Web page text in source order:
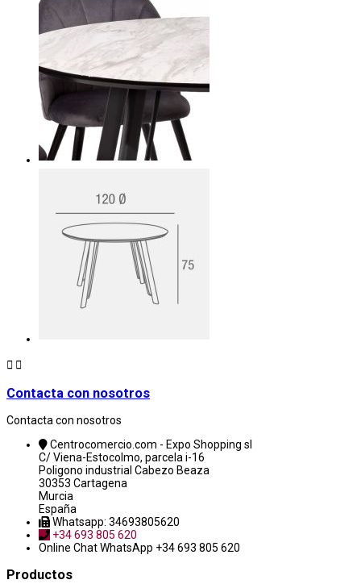
 
Contacta con nosotros
Contacta con nosotros
Centrocomercio.com - Expo Shopping sl
C/ Viena-Estocolmo, parcela i-16
Poligono industrial Cabezo Beaza
30353 Cartagena
Murcia
España
Whatsapp: 34693805620
+34 693 805 620
Online ChatWhatsApp +34 693 805 620
Productos